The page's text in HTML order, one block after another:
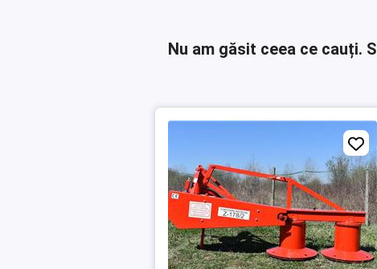
Nu am găsit ceea ce cauți.